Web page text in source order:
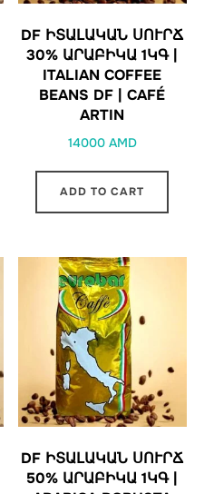
DF ԻՏԱԼԱԿԱՆ ՍՈՒՐՃ
30% ԱՐԱԲԻԿԱ 1ԿԳ |
ITALIAN COFFEE
BEANS DF | CAFÉ
ARTIN
14000 AMD
ADD TO CART
DF ԻՏԱԼԱԿԱՆ ՍՈՒՐՃ
50% ԱՐԱԲԻԿԱ 1ԿԳ |